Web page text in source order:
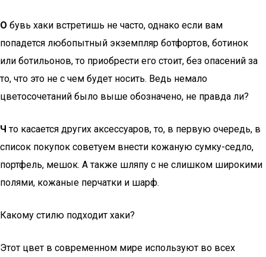
О бувь хаки встретишь не часто, однако если вам
попадется любопытный экземпляр ботфортов, ботинок
или ботильонов, то приобрести его стоит, без опасений за
то, что это не с чем будет носить. Ведь немало
цветосочетаний было выше обозначено, не правда ли?
Ч то касается других аксессуаров, то, в первую очередь, в
список покупок советуем внести кожаную сумку-седло,
портфель, мешок. А также шляпу с не слишком широкими
полями, кожаные перчатки и шарф.
Какому стилю подходит хаки?
Этот цвет в современном мире используют во всех